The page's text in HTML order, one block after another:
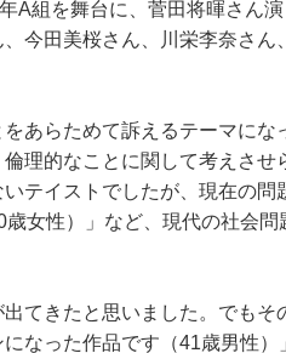
A組を舞台に、菅田将暉さん
今田美桜さん、川栄李奈さ
あらためて訴えるテーマに
理的なことに関して考えさせ
いテイストでしたが、現在の
女性）」など、現代の社会
てきたと思いました。でも
なった作品です（41歳男性